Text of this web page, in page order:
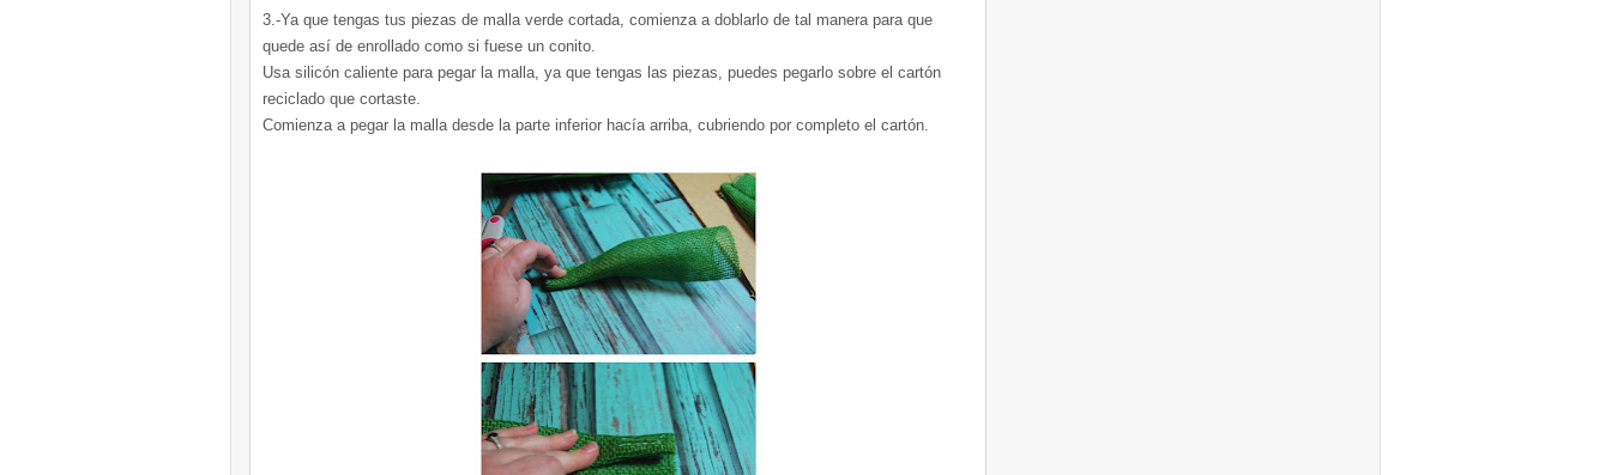
3.-Ya que tengas tus piezas de malla verde cortada, comienza a doblarlo de tal manera para que
quede así de enrollado como si fuese un conito.
Usa silicón caliente para pegar la malla, ya que tengas las piezas, puedes pegarlo sobre el cartón
reciclado que cortaste.
Comienza a pegar la malla desde la parte inferior hacía arriba, cubriendo por completo el cartón.